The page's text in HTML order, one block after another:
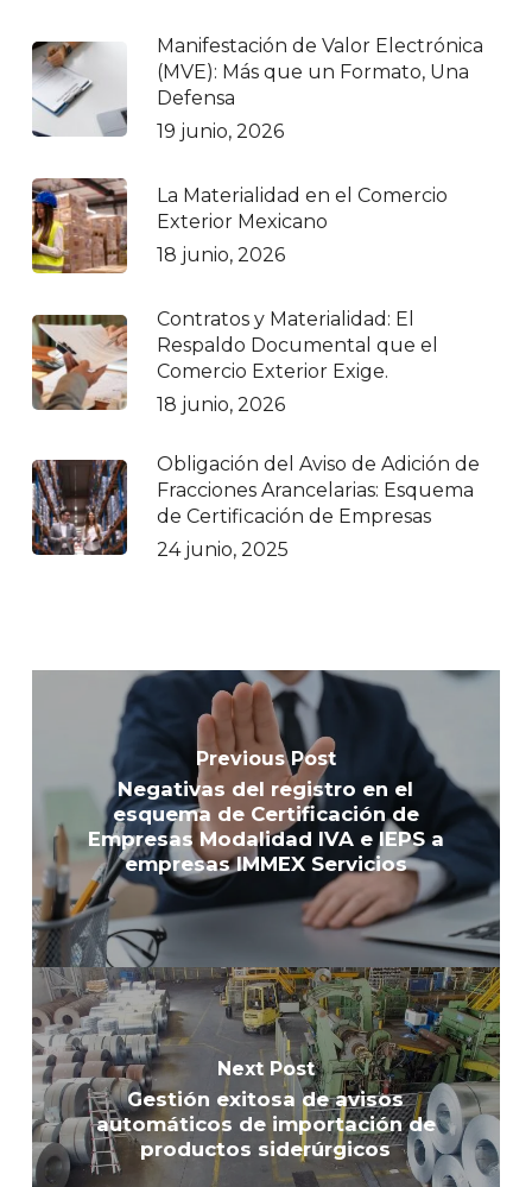
Manifestación de Valor Electrónica
(MVE): Más que un Formato, Una
Defensa
19 junio, 2026
La Materialidad en el Comercio
Exterior Mexicano
18 junio, 2026
Contratos y Materialidad: El
Respaldo Documental que el
Comercio Exterior Exige.
18 junio, 2026
Obligación del Aviso de Adición de
Fracciones Arancelarias: Esquema
de Certificación de Empresas
24 junio, 2025
Previous Post
Negativas del registro en el
esquema de Certificación de
Empresas Modalidad IVA e IEPS a
empresas IMMEX Servicios
Next Post
Gestión exitosa de avisos
automáticos de importación de
productos siderúrgicos